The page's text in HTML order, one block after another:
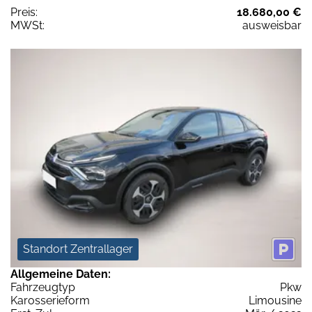
Preis:
18.680,00 €
MWSt:
ausweisbar
Standort Zentrallager
Allgemeine Daten:
Fahrzeugtyp
Pkw
Karosserieform
Limousine